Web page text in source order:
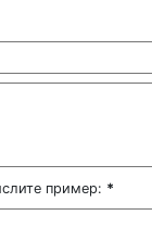
пример: *